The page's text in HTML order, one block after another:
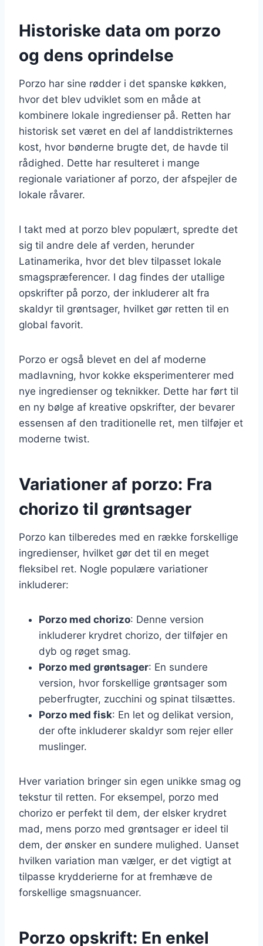
Historiske data om porzo
og dens oprindelse
Porzo har sine rødder i det spanske køkken,
hvor det blev udviklet som en måde at
kombinere lokale ingredienser på. Retten har
historisk set været en del af landdistrikternes
kost, hvor bønderne brugte det, de havde til
rådighed. Dette har resulteret i mange
regionale variationer af porzo, der afspejler de
lokale råvarer.
I takt med at porzo blev populært, spredte det
sig til andre dele af verden, herunder
Latinamerika, hvor det blev tilpasset lokale
smagspræferencer. I dag findes der utallige
opskrifter på porzo, der inkluderer alt fra
skaldyr til grøntsager, hvilket gør retten til en
global favorit.
Porzo er også blevet en del af moderne
madlavning, hvor kokke eksperimenterer med
nye ingredienser og teknikker. Dette har ført til
en ny bølge af kreative opskrifter, der bevarer
essensen af den traditionelle ret, men tilføjer et
moderne twist.
Variationer af porzo: Fra
chorizo til grøntsager
Porzo kan tilberedes med en række forskellige
ingredienser, hvilket gør det til en meget
fleksibel ret. Nogle populære variationer
inkluderer:
Porzo med chorizo: Denne version
inkluderer krydret chorizo, der tilføjer en
dyb og røget smag.
Porzo med grøntsager: En sundere
version, hvor forskellige grøntsager som
peberfrugter, zucchini og spinat tilsættes.
Porzo med fisk: En let og delikat version,
der ofte inkluderer skaldyr som rejer eller
muslinger.
Hver variation bringer sin egen unikke smag og
tekstur til retten. For eksempel, porzo med
chorizo er perfekt til dem, der elsker krydret
mad, mens porzo med grøntsager er ideel til
dem, der ønsker en sundere mulighed. Uanset
hvilken variation man vælger, er det vigtigt at
tilpasse krydderierne for at fremhæve de
forskellige smagsnuancer.
Porzo opskrift: En enkel